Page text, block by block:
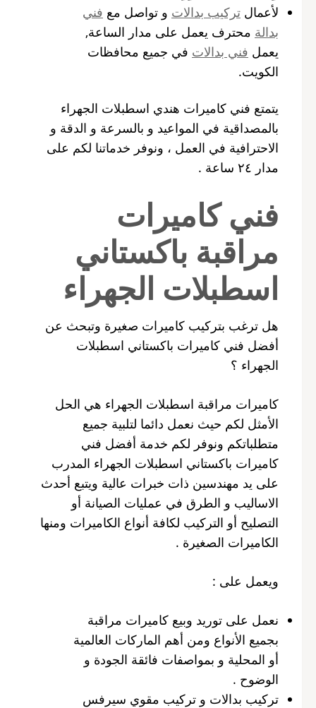
لأعمال تركيب بدالات و تواصل مع فني
بدالة محترف يعمل على مدار الساعة,
يعمل فني بدالات في جميع محافظات
الكويت.
يتمتع فني كاميرات هندي اسطبلات الجهراء
بالمصداقية في المواعيد و بالسرعة و الدقة و
الاحترافية في العمل ، ونوفر خدماتنا لكم على
مدار ٢٤ ساعة .
فني كاميرات
مراقبة باكستاني
اسطبلات الجهراء
هل ترغب بتركيب كاميرات صغيرة وتبحث عن
أفضل فني كاميرات باكستاني اسطبلات
الجهراء ؟
كاميرات مراقبة اسطبلات الجهراء هي الحل
الأمثل لكم حيث نعمل دائما لتلبية جميع
متطلباتكم ونوفر لكم خدمة أفضل فني
كاميرات باكستاني اسطبلات الجهراء المدرب
على يد مهندسين ذات خبرات عالية ويتبع أحدث
الاساليب و الطرق في عمليات الصيانة أو
التصليح أو التركيب لكافة أنواع الكاميرات ومنها
الكاميرات الصغيرة .
ويعمل على :
نعمل على توريد وبيع كاميرات مراقبة
بجميع الأنواع ومن أهم الماركات العالمية
أو المحلية و بمواصفات فائقة الجودة و
الوضوح .
تركيب بدالات و تركيب مقوي سيرفس